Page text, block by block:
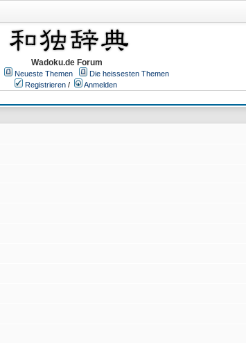
Wadoku.de Forum
Neueste Themen
Die heissesten Themen
Registrieren /
Anmelden